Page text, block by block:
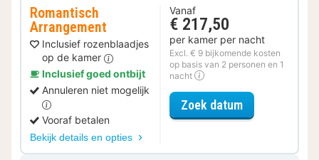
Romantisch
Arrangement
Inclusief rozenblaadjes
op de kamer
Inclusief goed ontbijt
Annuleren niet mogelijk
Vooraf betalen
Bekijk details en opties
Vanaf
€ 217,50
per kamer per nacht
Excl. € 9 bijkomende kosten
op basis van 2 personen en 1
nacht
Zoek datumvoor